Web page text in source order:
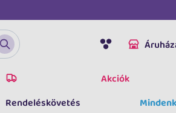
Rendeléskövetés
Akciók